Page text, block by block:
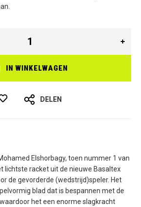
IN WINKELWAGEN
DELEN
Elshorbagy, toen nummer 1 van
lichtste racket uit de nieuwe Basaltex
de gevorderde (wedstrijd)speler. Het
blad dat is bespannen met de
het een enorme slagkracht